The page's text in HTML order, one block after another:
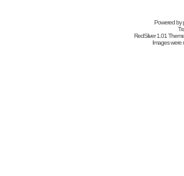
Powered by
RedSilver 1.01
Images were